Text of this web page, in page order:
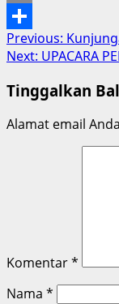
Email
Share
Post
navigation
Previous:
Next: UPACARA
Tinggalkan
Alamat email
Komentar*
Nama *